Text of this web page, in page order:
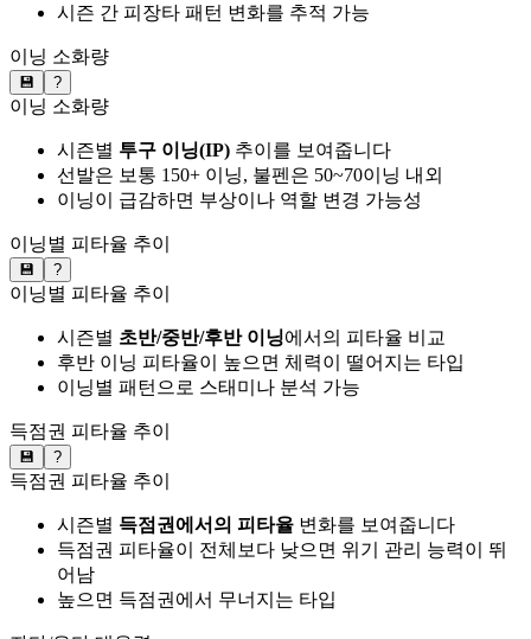
시즌 간 피장타 패턴 변화를 추적 가능
이닝 소화량
💾 ?
이닝 소화량
시즌별 투구 이닝(IP) 추이를 보여줍니다
선발은 보통 150+ 이닝, 불펜은 50~70이닝 내외
이닝이 급감하면 부상이나 역할 변경 가능성
이닝별 피타율 추이
💾 ?
이닝별 피타율 추이
시즌별 초반/중반/후반 이닝에서의 피타율 비교
후반 이닝 피타율이 높으면 체력이 떨어지는 타입
이닝별 패턴으로 스태미나 분석 가능
득점권 피타율 추이
💾 ?
득점권 피타율 추이
시즌별 득점권에서의 피타율 변화를 보여줍니다
득점권 피타율이 전체보다 낮으면 위기 관리 능력이 뛰
어남
높으면 득점권에서 무너지는 타입